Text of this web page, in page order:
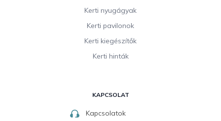
Kerti nyugágyak
Kerti pavilonok
Kerti kiegészítők
Kerti hinták
KAPCSOLAT
Kapcsolatok